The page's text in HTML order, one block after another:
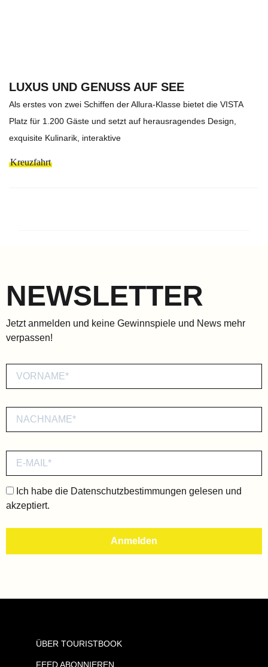
LUXUS UND GENUSS AUF SEE
Als erstes von zwei Schiffen der Allura-Klasse bietet die VISTA
Platz für 1.200 Gäste und setzt auf herausragendes Design,
exquisite Kulinarik, interaktive
Kreuzfahrt
NEWSLETTER
Jetzt anmelden und keine Gewinnspiele und News mehr
verpassen!
Ich habe die Datenschutzbestimmungen gelesen und
akzeptiert.
ÜBER TOURISTBOOK
FEED ABONNIEREN